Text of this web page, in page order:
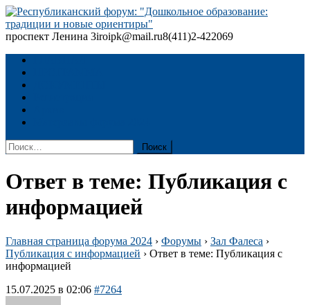
Skip
to
content
и новые ориентиры"
проспект Ленина 3iroipk@mail.ru8(411)2-422069
Найти:
Ответ в теме: Публикация с
информацией
Главная страница форума 2024 › Форумы › Зал Фалеса ›
Публикация с информацией › Ответ в теме: Публикация с
информацией
15.07.2025 в 02:06 #7264